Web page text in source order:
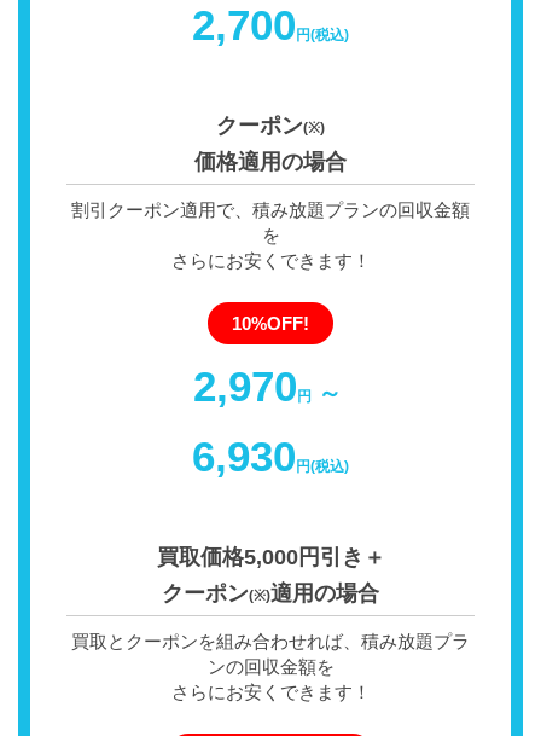
2,700 円(税込)
クーポン(※)
価格適用の場合
割引クーポン適用で、積み放題プランの回収金額
を
さらにお安くできます！
10%OFF!
2,970 円 ～
6,930 円(税込)
買取価格5,000円引き＋
クーポン(※)適用の場合
買取とクーポンを組み合わせれば、積み放題プラ
ンの回収金額を
さらにお安くできます！